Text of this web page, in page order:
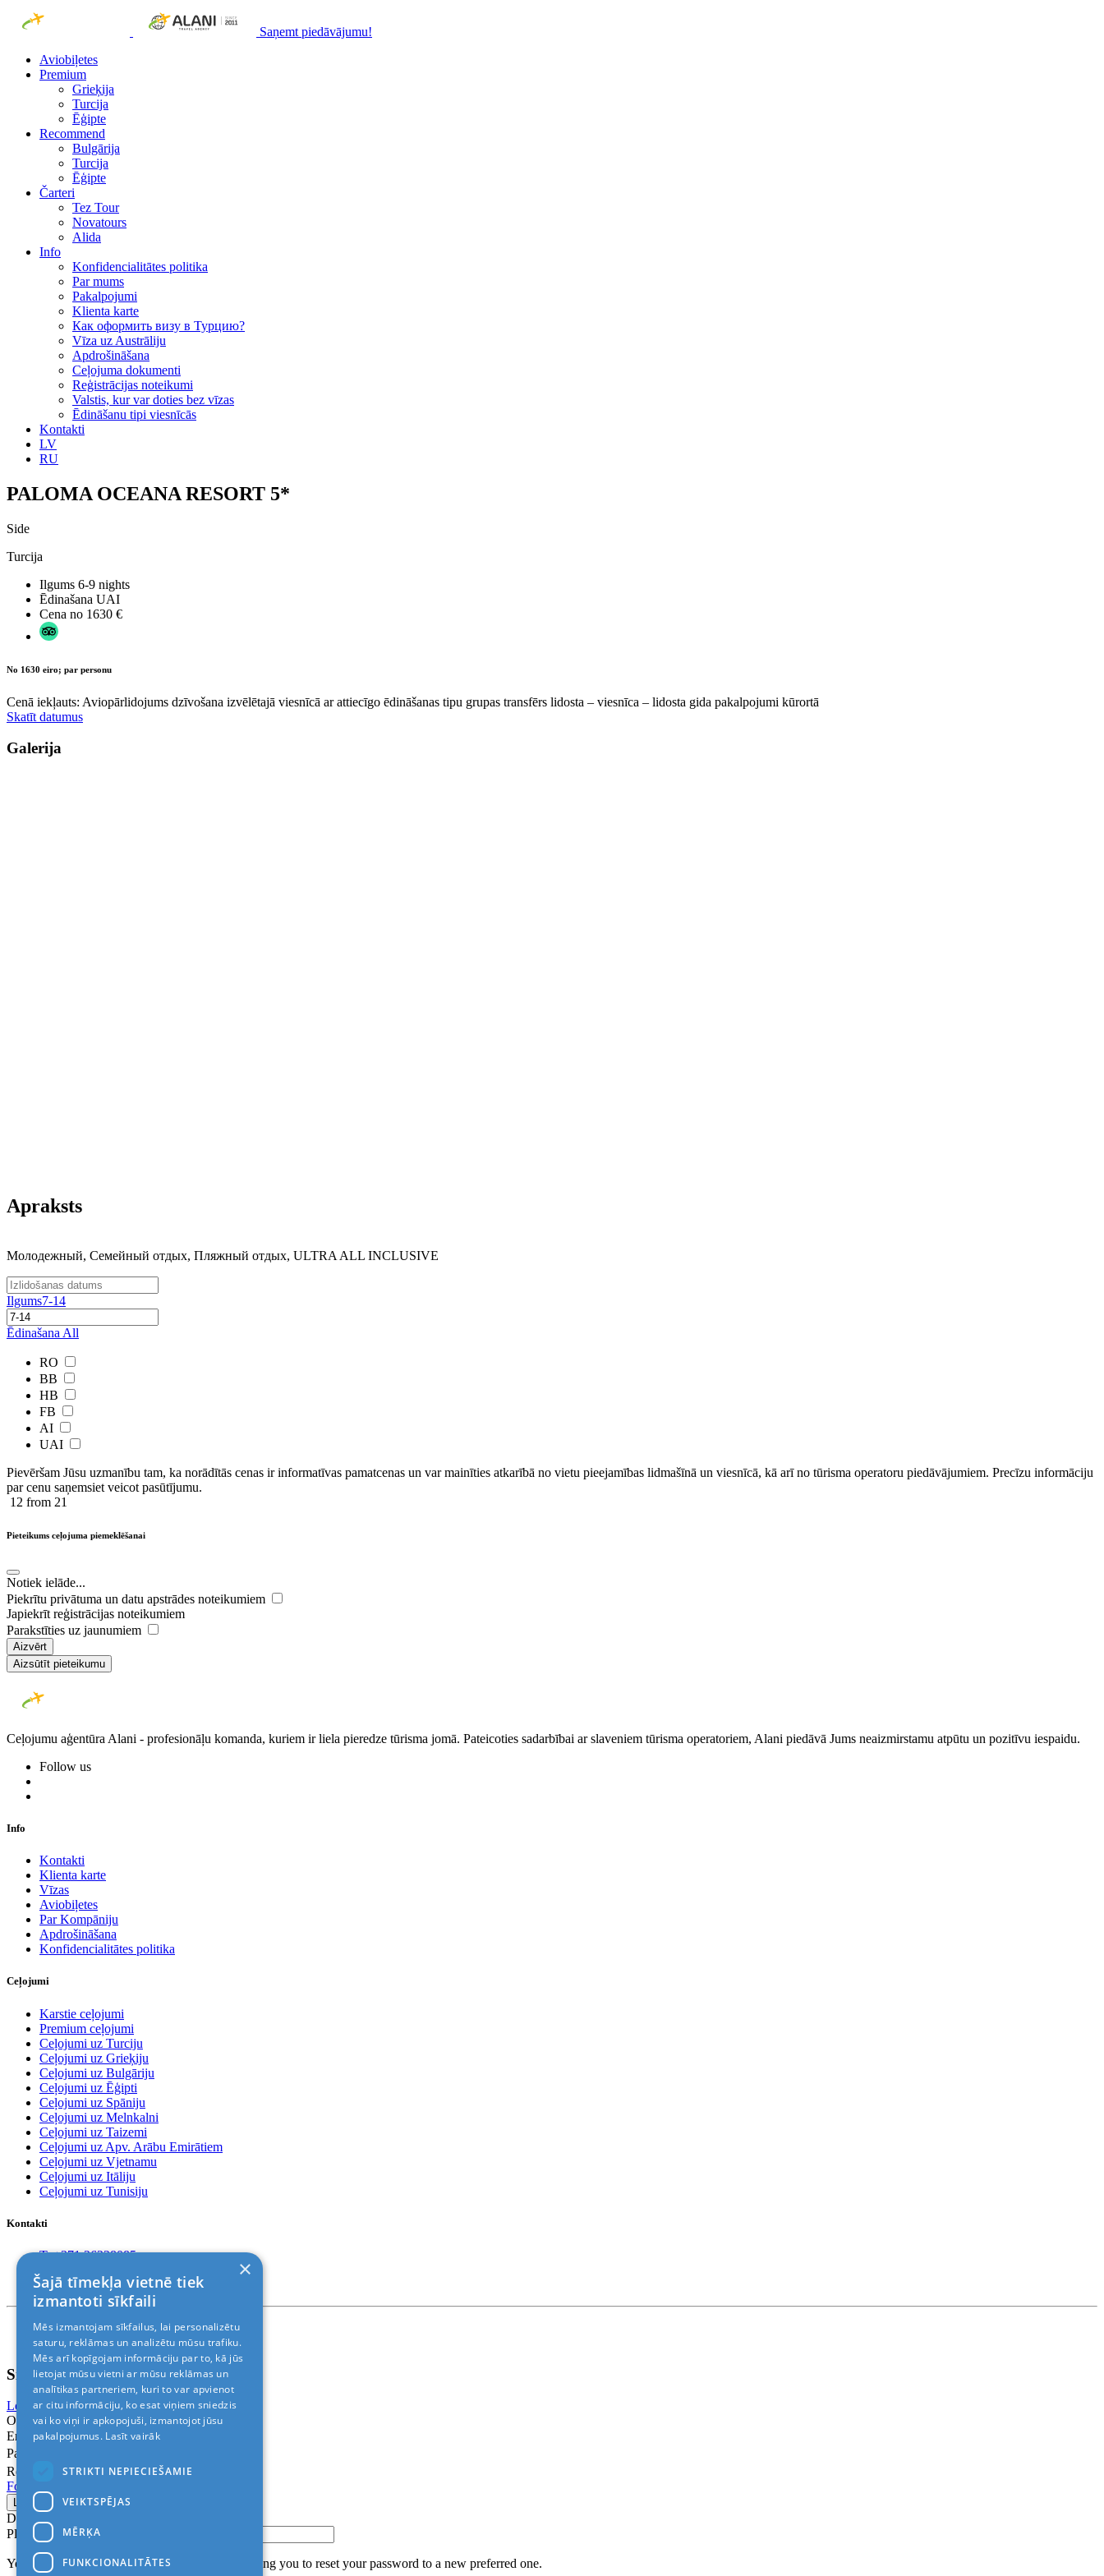
Saņemt piedāvājumu!
Aviobiļetes
Premium
Grieķija
Turcija
Ēģipte
Recommend
Bulgārija
Turcija
Ēģipte
Čarteri
Tez Tour
Novatours
Alida
Info
Konfidencialitātes politika
Par mums
Рakalpojumi
Klienta karte
Как оформить визу в Турцию?
Vīza uz Austrāliju
Apdrošināšana
Ceļojuma dokumenti
Reģistrācijas noteikumi
Valstis, kur var doties bez vīzas
Ēdināšanu tipi viesnīcās
Kontakti
LV
RU
PALOMA OCEANA RESORT 5*
Side
Turcija
Ilgums 6-9 nights
Ēdinašana UAI
Cena no 1630 €
No 1630 eiro; par personu
Cenā iekļauts: Aviopārlidojums dzīvošana izvēlētajā viesnīcā ar attiecīgo ēdināšanas tipu grupas transfērs lidosta – viesnīca – lidosta gida pakalpojumi kūrortā
Skatīt datumus
Galerija
Apraksts
Молодежный, Семейный отдых, Пляжный отдых, ULTRA ALL INCLUSIVE
Ilgums7-14
Ēdinašana All
RO
BB
HB
FB
AI
UAI
Pievēršam Jūsu uzmanību tam, ka norādītās cenas ir ​informatīvas ​pamatcenas un var mainīties atkarībā ​no ​vietu pieejamības lidmašīnā un viesnīcā, kā arī no tūrisma operatoru piedāvājumiem. Precīzu informāciju
par cenu saņemsiet veicot pasūtījumu.
12 from 21
Pieteikums ceļojuma piemeklēšanai
Notiek ielāde...
Piekrītu privātuma un datu apstrādes noteikumiem
Japiekrīt reģistrācijas noteikumiem
Parakstīties uz jaunumiem
Aizvērt
Aizsūtīt pieteikumu
Ceļojumu aģentūra Alani - profesionāļu komanda, kuriem ir liela pieredze tūrisma jomā. Pateicoties sadarbībai ar slaveniem tūrisma operatoriem, Alani piedāvā Jums neaizmirstamu atpūtu un pozitīvu iespaidu.
Follow us
Info
Kontakti
Klienta karte
Vīzas
Aviobiļetes
Par Kompāniju
Apdrošināšana
Konfidencialitātes politika
Ceļojumi
Karstie ceļojumi
Premium ceļojumi
Ceļojumi uz Turciju
Ceļojumi uz Grieķiju
Ceļojumi uz Bulgāriju
Ceļojumi uz Ēģipti
Ceļojumi uz Spāniju
Ceļojumi uz Melnkalni
Ceļojumi uz Taizemi
Ceļojumi uz Apv. Arābu Emirātiem
Ceļojumi uz Vjetnamu
Ceļojumi uz Itāliju
Ceļojumi uz Tunisiju
Kontakti
T. +371 26228085
Rīga, Kr.Barona 88
Nosacījumi un atrunas
© 2011-2026> «ALANI SIA»
Sign In
Login with Facebook Login with Google
Or
Email
Password
Remember me
Forgot Password?
Don’t have an account?
Please confirm login email below
You will receive an email containing a link allowing you to reset your password to a new preferred one.
×
Šajā tīmekļa vietnē tiek
izmantoti sīkfaili
Mēs izmantojam sīkfailus, lai personalizētu
saturu, reklāmas un analizētu mūsu trafiku.
Mēs arī kopīgojam informāciju par to, kā jūs
lietojat mūsu vietni ar mūsu reklāmas un
analītikas partneriem, kuri to var apvienot
ar citu informāciju, ko esat viņiem sniedzis
vai ko viņi ir apkopojuši, izmantojot jūsu
pakalpojumus. Lasīt vairāk
STRIKTI NEPIECIEŠAMIE
VEIKTSPĒJAS
MĒRĶA
FUNKCIONALITĀTES